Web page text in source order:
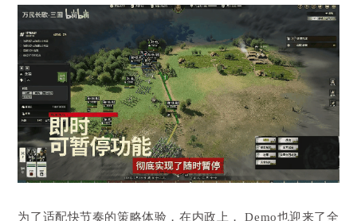
为了适配快节奏的策略体验，在内政上， Demo也迎来了全